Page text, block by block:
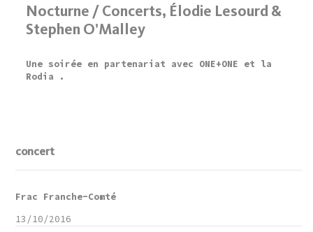
Nocturne / Concerts, Élodie Lesourd &
Stephen O’Malley
Une soirée en partenariat avec ONE+ONE et la
Rodia .
concert
Frac Franche-Comté
13/10/2016